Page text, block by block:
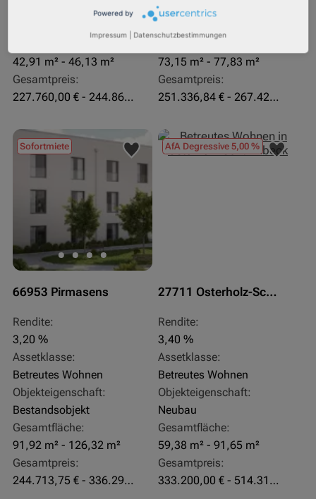
Objekteigenschaft:
42,91 m² - 46,13 m²
Gesamtpreis:
227.760,00 € - 244.860,00 €
Objekteigenschaft:
Gesamtfläche:
73,15 m² - 77,83 m²
Gesamtpreis:
251.336,84 € - 267.420,00 €
Sofortmiete
66953 Pirmasens
Rendite:
3,20 %
Assetklasse:
Betreutes Wohnen
Objekteigenschaft:
Bestandsobjekt
Gesamtfläche:
91,92 m² - 126,32 m²
Gesamtpreis:
244.713,75 € - 336.292 €
AfA Degressive 5,00 %
27711 Osterholz-Scharmbeck
Rendite:
3,40 %
Assetklasse:
Betreutes Wohnen
Objekteigenschaft:
Neubau
Gesamtfläche:
59,38 m² - 91,65 m²
Gesamtpreis:
333.200,00 € - 514.310,00 €
Powered by
Impressum Datenschutzbestimmungen